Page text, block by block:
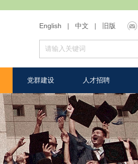
English | 中文 | 旧版
党群建设 人才招聘